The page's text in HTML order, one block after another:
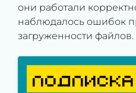
они работали
наблюдалось ошибок
загруженности файлов.
ПОДПИСКА